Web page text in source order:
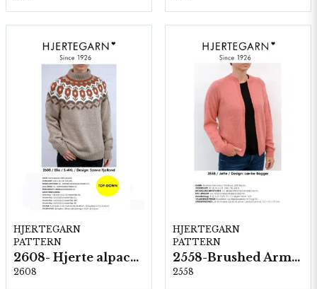
HJERTEGARN
PATTERN
2608- Hjerte alpacka
2608
HJERTEGARN
PATTERN
2558-Brushed Armonia
2558